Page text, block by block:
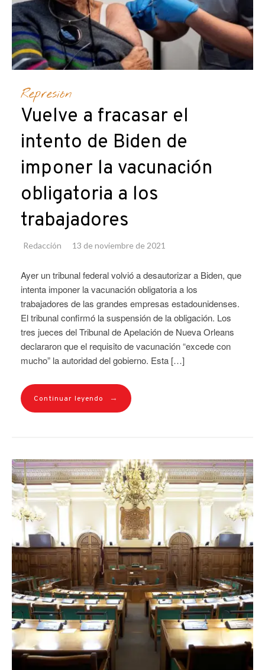
Represión
Vuelve a fracasar el
intento de Biden de
imponer la vacunación
obligatoria a los
trabajadores
Redacción 13 de noviembre de 2021
Ayer un tribunal federal volvió a desautorizar a Biden, que
intenta imponer la vacunación obligatoria a los
trabajadores de las grandes empresas estadounidenses.
El tribunal confirmó la suspensión de la obligación. Los
tres jueces del Tribunal de Apelación de Nueva Orleans
declararon que el requisito de vacunación “excede con
mucho” la autoridad del gobierno. Esta […]
Continuar leyendo →